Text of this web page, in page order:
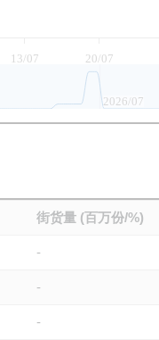
13/07 20/07
2026/07
街货量 (百万份/%)
-
-
-